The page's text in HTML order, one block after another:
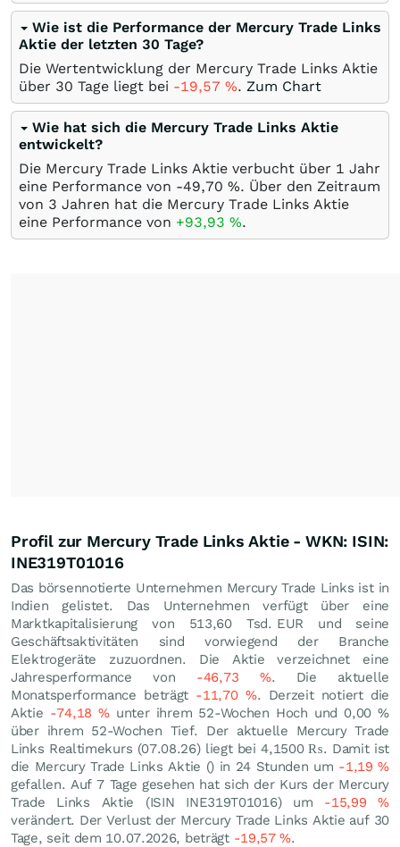
Wie ist die Performance der Mercury Trade Links
Aktie der letzten 30 Tage?
Die Wertentwicklung der Mercury Trade Links Aktie
über 30 Tage liegt bei -19,57 %. Zum Chart
Wie hat sich die Mercury Trade Links Aktie
entwickelt?
Die Mercury Trade Links Aktie verbucht über 1 Jahr
eine Performance von -49,70 %. Über den Zeitraum
von 3 Jahren hat die Mercury Trade Links Aktie
eine Performance von +93,93 %.
Profil zur Mercury Trade Links Aktie - WKN: ISIN:
INE319T01016
Das börsennotierte Unternehmen Mercury Trade Links ist in
Indien gelistet. Das Unternehmen verfügt über eine
Marktkapitalisierung von 513,60 Tsd. EUR und seine
Geschäftsaktivitäten sind vorwiegend der Branche
Elektrogeräte zuzuordnen. Die Aktie verzeichnet eine
Jahresperformance von -46,73 %. Die aktuelle
Monatsperformance beträgt -11,70 %. Derzeit notiert die
Aktie -74,18%unter ihrem 52-Wochen Hoch und 0,00%
über ihrem 52-Wochen Tief. Der aktuelle Mercury Trade
Links Realtimekurs (07.08.26) liegt bei 4,1500 ₨. Damit ist
die Mercury Trade Links Aktie () in 24 Stunden um -1,19%
gefallen. Auf 7 Tage gesehen hat sich der Kurs der Mercury
Trade Links Aktie (ISIN INE319T01016) um -15,99%
verändert. Der Verlust der Mercury Trade Links Aktie auf 30
Tage, seit dem 10.07.2026, beträgt -19,57%.